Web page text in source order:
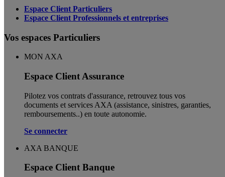
Espace Client Particuliers
Espace Client Professionnels et entreprises
Vos espaces Particuliers
MON AXA
Espace Client Assurance
Pilotez vos contrats d'assurance, retrouvez tous vos
documents et services AXA (assistance, sinistres, garanties,
remboursements..) en toute autonomie. ​
Se connecter
AXA BANQUE
Espace Client Banque